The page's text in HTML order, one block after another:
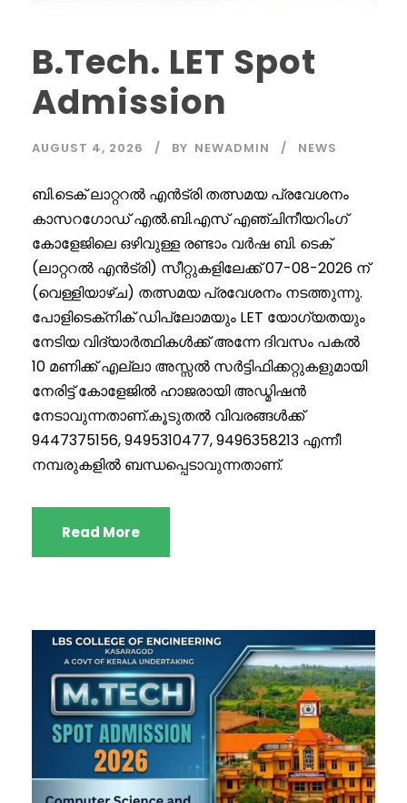
B.Tech. LET Spot
Admission
AUGUST 4, 2026 BY NEWADMIN NEWS
ബി.ടെക് ലാറ്ററൽ എൻട്രി തത്സമയ പ്രവേശനം
കാസറഗോഡ് എൽ.ബി.എസ് എഞ്ചിനീയറിംഗ്
കോളേജിലെ ഒഴിവുള്ള രണ്ടാം വർഷ ബി. ടെക്
(ലാറ്ററൽ എൻട്രി) സീറ്റുകളിലേക്ക് 07-08-2026 ന്
(വെള്ളിയാഴ്ച) തത്സമയ പ്രവേശനം നടത്തുന്നു.
പോളിടെക്‌നിക് ഡിപ്ലോമയും LET യോഗ്യതയും
നേടിയ വിദ്യാർത്ഥികൾക്ക് അന്നേ ദിവസം പകൽ
10 മണിക്ക് എല്ലാ അസ്സൽ സർട്ടിഫിക്കറ്റുകളുമായി
നേരിട്ട് കോളേജിൽ ഹാജരായി അഡ്മിഷൻ
നേടാവുന്നതാണ്.കൂടുതൽ വിവരങ്ങൾക്ക്
9447375156, 9495310477, 9496358213 എന്നീ
നമ്പരുകളിൽ ബന്ധപ്പെടാവുന്നതാണ്.
Read More